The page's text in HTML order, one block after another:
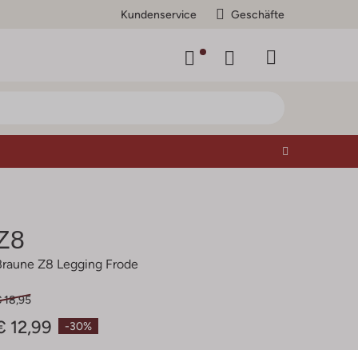
Kundenservice Geschäfte
Z8 Legging Frode
-30%
18,95
12,99